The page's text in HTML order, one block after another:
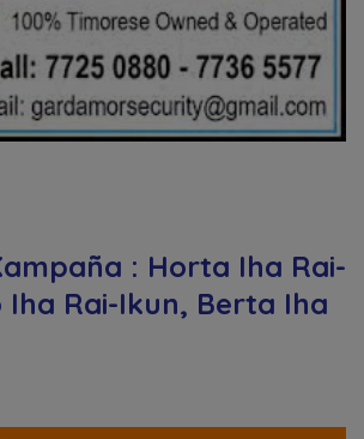
: Horta Iha Rai-
Iha Rai-Ikun, Berta Iha